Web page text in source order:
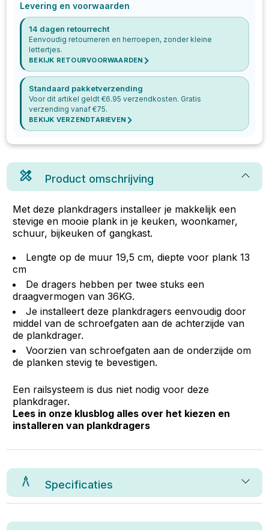
Levering en voorwaarden
14 dagen retourrecht
Eenvoudig retourneren en herroepen, zonder kleine
lettertjes.
BEKIJK RETOURVOORWAARDEN
Standaard pakketverzending
Voor dit artikel geldt €6.95 verzendkosten. Gratis
verzending vanaf €75.
BEKIJK VERZENDTARIEVEN
Product omschrijving
Met deze plankdragers installeer je makkelijk een
stevige en mooie plank in je keuken, woonkamer,
schuur, bijkeuken of gangkast.
Lengte op de muur 19,5 cm, diepte voor plank 13
cm
De dragers hebben per twee stuks een
draagvermogen van 36KG.
Je installeert deze plankdragers eenvoudig door
middel van de schroefgaten aan de achterzijde van
de plankdrager.
Voorzien van schroefgaten aan de onderzijde om
de planken stevig te bevestigen.
Een railsysteem is dus niet nodig voor deze
plankdrager.
Lees in onze klusblog alles over het kiezen en
installeren van plankdragers
Specificaties